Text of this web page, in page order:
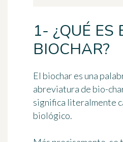
1- ¿QUÉ ES
BIOCHAR?
El biochares una
abreviatura de bio-
significa literalmente
biológico.